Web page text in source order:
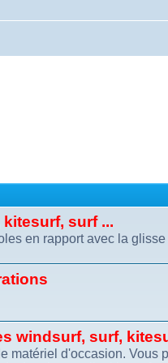
surf ...
en rapport avec la
windsurf, surf,
matériel d'occasion. Vous